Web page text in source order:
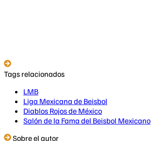
Tags relacionados
LMB
Liga Mexicana de Beisbol
Diablos Rojos de México
Salón de la Fama del Beisbol Mexicano
Sobre el autor